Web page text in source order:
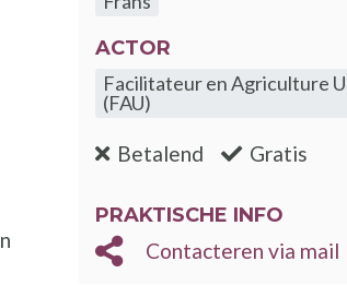
ACTOR
Facilitateur en Agriculture
(FAU)
Betalend :nee Gratis
PRAKTISCHE INFO
Contacteren via mail